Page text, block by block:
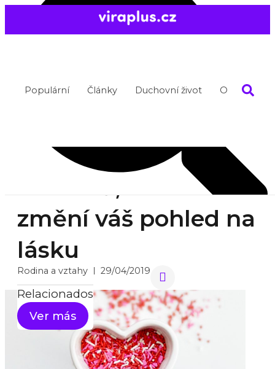
Populární Články Duchovní život O nás
Search
Relacionados
Ver más
změní váš pohled na
lásku
Rodina a vztahy 29/04/2019